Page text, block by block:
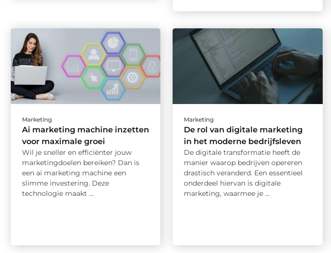
Marketing
Ai marketing machine inzetten
voor maximale groei
Wil je sneller en efficiënter jouw
marketingdoelen bereiken? Dan is
een ai marketing machine een
slimme investering. Deze
technologie maakt ...
Marketing
De rol van digitale marketing
in het moderne bedrijfsleven
De digitale transformatie heeft de
manier waarop bedrijven opereren
drastisch veranderd. Een essentieel
onderdeel hiervan is digitale
marketing, waarmee je ...